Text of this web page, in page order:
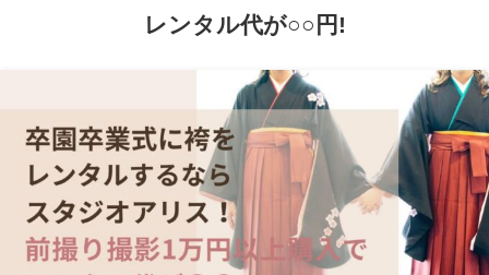
レンタル代が○○円!